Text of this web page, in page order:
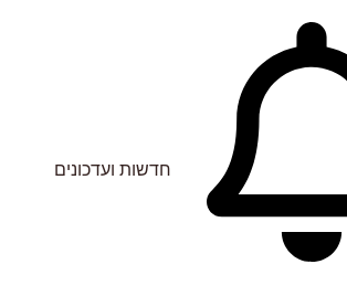
חדשות ועדכונים